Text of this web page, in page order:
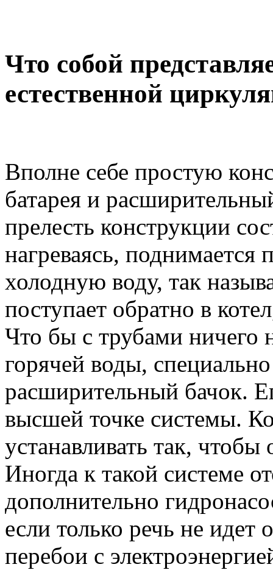
Что собой
естественной
Вполне себе простую
батарея и
прелесть конструкции
нагреваясь, поднимается
холодную воду, так
поступает обратно в
Что бы с трубами ничего
горячей воды, специально
расширительный бачок.
высшей точке системы.
устанавливать так,
Иногда к такой системе
дополнительно
если только речь не идет
перебои с